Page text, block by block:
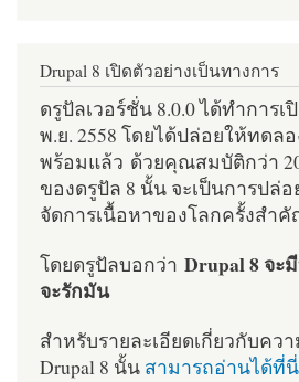
Drupal 8 เปิดตัวอย่างเป็นทางการ
ดรูปัลเวอร์ชั่น 8.0.0 ได้ทำการเ
พ.ย. 2558 โดยได้ปล่อยให้ทดล
พร้อมแล้ว ด้วยคุณสมบัติกว่า
ของดรูปัล 8 นั้น จะเป็นการปล่อ
จัดการเนื้อหาของโลกครั้งสำ
โดยดรูปัลบอกว่า Drupal 8 จะ
จะรักมัน
สำหรับรายละเอียดเกี่ยวกับคว
Drupal 8 นั้น สามารถอ่านได้ที่นี่